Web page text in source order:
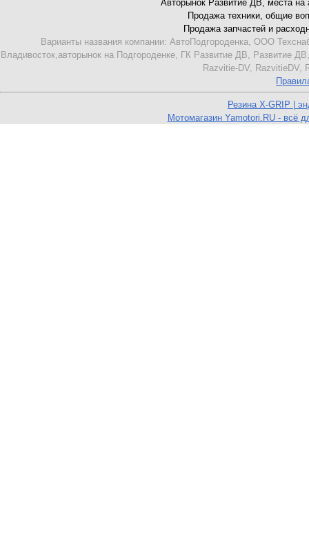
Авторынок Развитие ДВ, места на
Продажа техники, общие
Продажа запчастей и
Варианты названия компании: АвтоПодгороденка, ООО
Владивосток,авторынок на Подгороденке, ГК Развитие ДВ,
Razvitie-DV, RazvitieDV,
Резина X-GRIP |
Мотомагазин Yamotori.RU - всё